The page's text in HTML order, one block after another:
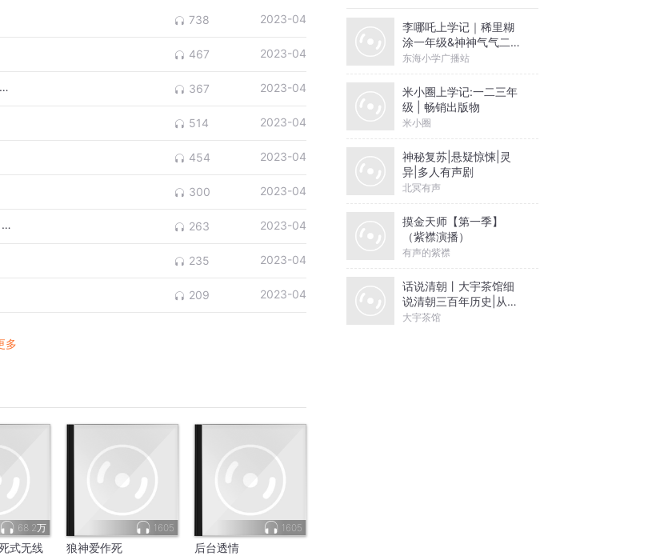
738 2023-04
467 2023-04
总能遇上硬核高能观众，快给周老师出出主意吧，现在还下不来台呢 367 2023-04
514 2023-04
454 2023-04
300 2023-04
找后台名流歌神@相声演员梁原 学说唱，没想到这么难！#沙雕日常 263 2023-04
235 2023-04
209 2023-04
多
68.2万
式无线
1605
狼神爱作死
1605
后台透情
李哪吒上学记｜稀里糊
涂一年级&神神气气二年
级
东海小学广播站
米小圈上学记:一二三年
级 | 畅销出版物
米小圈
神秘复苏|悬疑惊悚|灵
异|多人有声剧
北冥有声
摸金天师【第一季】
（紫襟演播）
有声的紫襟
话说清朝丨大宇茶馆细
说清朝三百年历史|从努
尔哈赤到末代皇帝溥仪|
大宇茶馆